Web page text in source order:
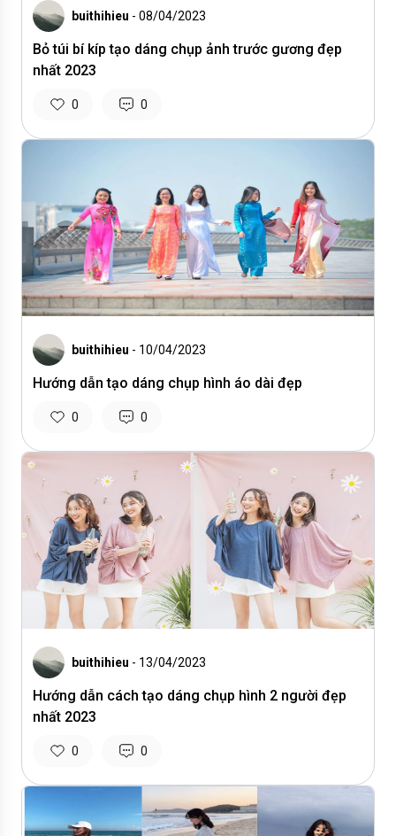
buithihieu - 08/04/2023
Bỏ túi bí kíp tạo dáng chụp ảnh trước gương đẹp
nhất 2023
0 0
buithihieu - 10/04/2023
Hướng dẫn tạo dáng chụp hình áo dài đẹp
0 0
buithihieu - 13/04/2023
Hướng dẫn cách tạo dáng chụp hình 2 người đẹp
nhất 2023
0 0